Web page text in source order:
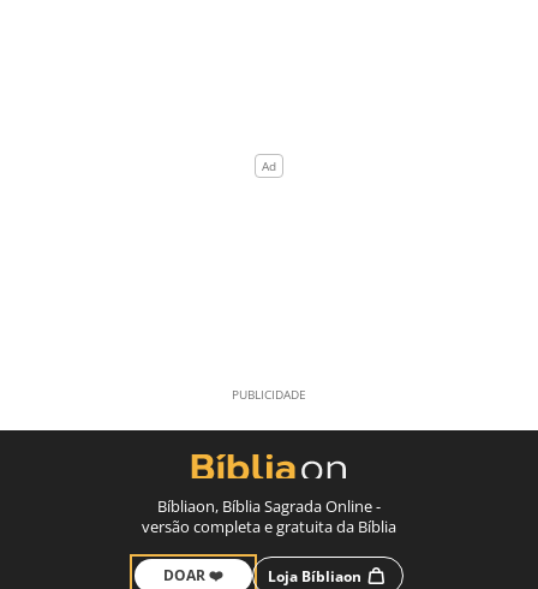
Bíbliaon, Bíblia Sagrada Online -
versão completa e gratuita da Bíblia
DOAR ❤️ Loja Bíbliaon